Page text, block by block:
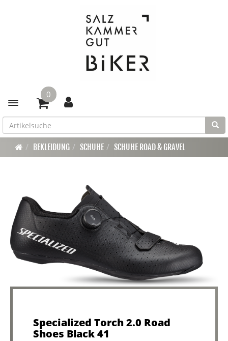
Toggle navigation
0
BEKLEIDUNG SCHUHE SCHUHE ROAD & GRAVEL
Specialized Torch 2.0 Road
Shoes Black 41